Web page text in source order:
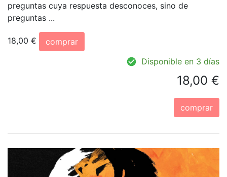
preguntas cuya respuesta desconoces, sino de
preguntas ...
18,00 €
comprar
Disponible en 3 días
18,00 €
comprar